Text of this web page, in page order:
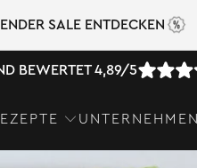
SALE ENTDECKEN
BEWERTET 4,89/5
UNTERNEHMEN